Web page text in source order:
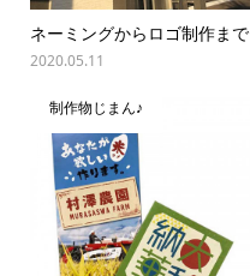
ネーミングからロゴ制作まで
2020.05.11
制作物じまん♪